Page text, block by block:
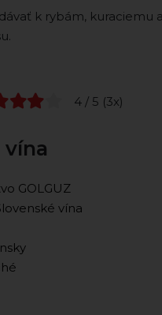
k rybám, kuraciemu a
4 / 5 (3x)
GOLGUZ
vína